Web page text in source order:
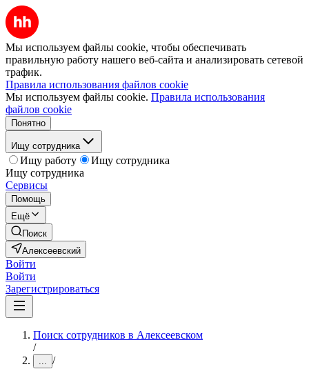
Мы используем файлы cookie, чтобы обеспечивать
правильную работу нашего веб-сайта и анализировать сетевой
трафик.
Правила использования файлов cookie
Мы используем файлы cookie. Правила использования
файлов cookie
Понятно
Ищу сотрудника
Ищу работу
Ищу сотрудника
Ищу сотрудника
Сервисы
Помощь
Ещё
Поиск
Алексеевский
Войти
Войти
Зарегистрироваться
Поиск сотрудников в Алексеевском
/
... /